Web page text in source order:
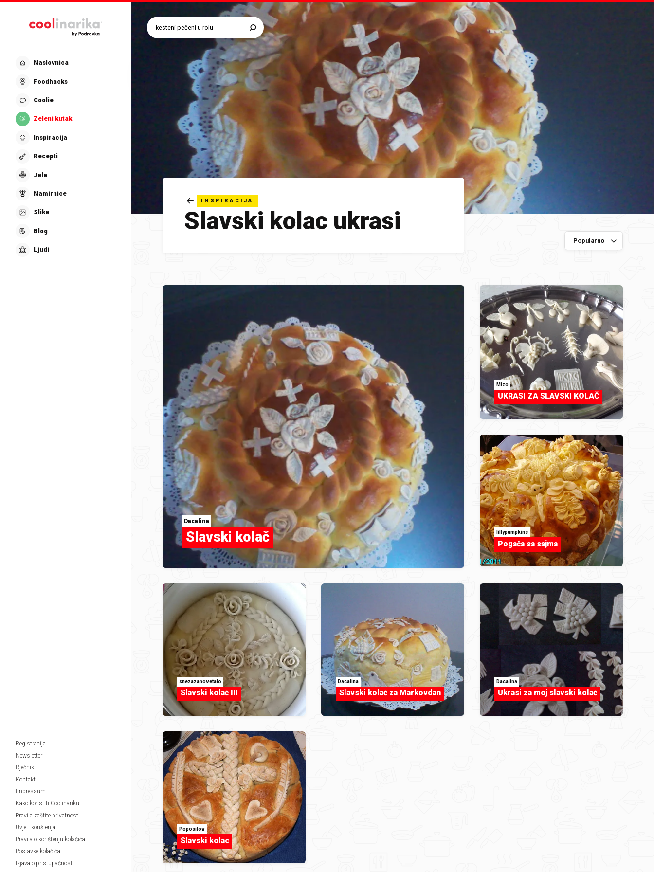
Naslovnica
Foodhacks
Coolie
Zeleni kutak
Inspiracija
Recepti
Jela
Namirnice
Slike
Blog
Ljudi
Registracija
Newsletter
Rječnik
Kontakt
Impressum
Kako koristiti Coolinariku
Pravila zaštite privatnosti
Uvjeti korištenja
Pravila o korištenju kolačića
Postavke kolačića
Izjava o pristupačnosti
INSPIRACIJA
Slavski kolac ukrasi
Dacalina
Slavski kolač
Mizo
UKRASI ZA SLAVSKI KOLAČ
lillypumpkins
Pogača sa sajma
snezazanovetalo
Slavski kolač III
Dacalina
Slavski kolač za Markovdan
Dacalina
Ukrasi za moj slavski kolač
Poposilov
Slavski kolac